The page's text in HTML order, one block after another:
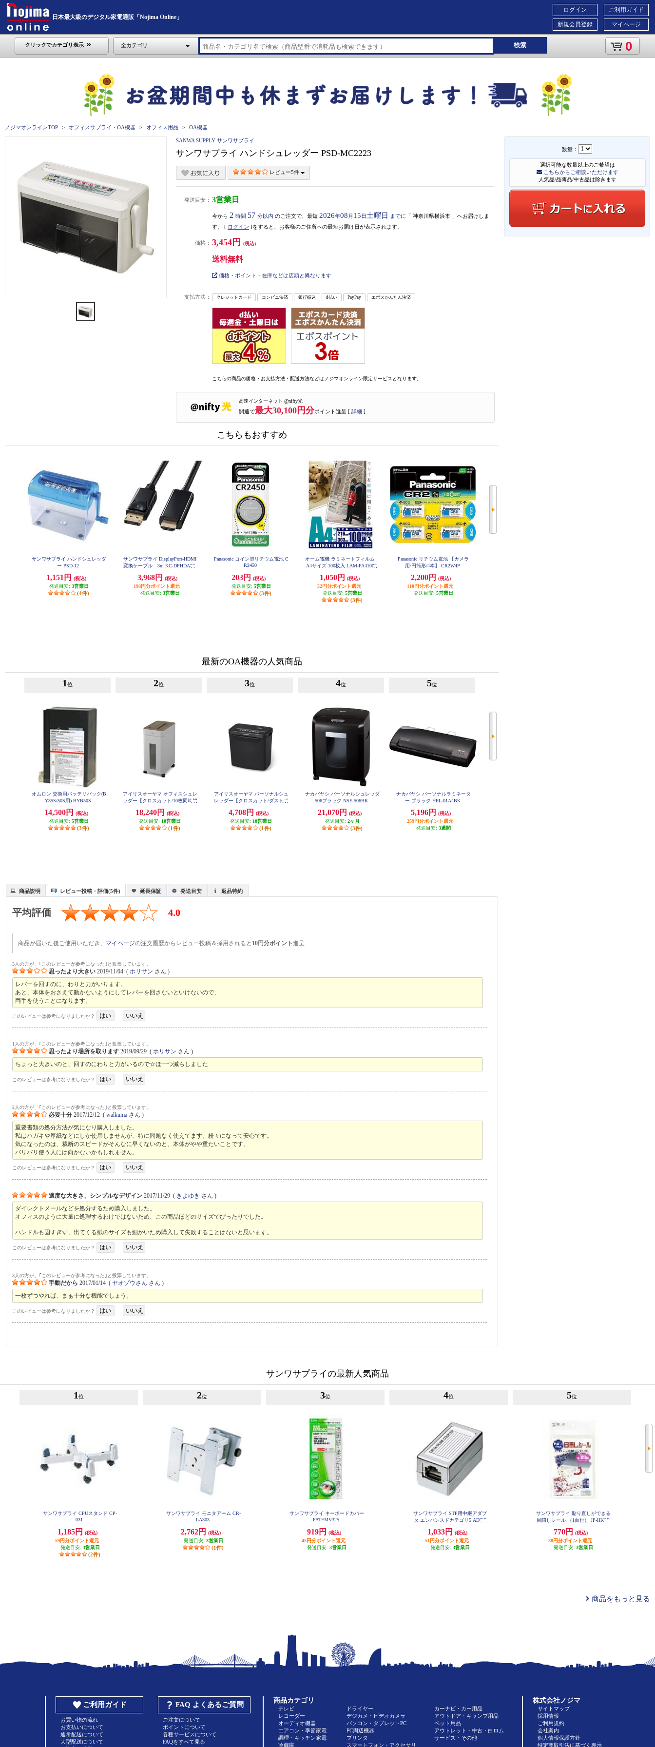
日本最大級のデジタル家電通販「Nojima Online」
ご利用ガイド
マイページ
ログイン
新規会員登録
クリックでカテゴリ表示 全カテゴリ 検索 0
ノジマオンラインTOP オフィスサプライ・OA機器 オフィス用品 OA機器
数量：
選択可能な数量以上のご希望は
こちらからご相談いただけます
人気品/品薄品/中古品は除きます
SANWA SUPPLY サンワサプライ
サンワサプライ ハンドシュレッダー PSD-MC2223
レビュー5件
発送目安： 3営業日
今から 2 時間 57 分以内 のご注文で、最短 2026年08 月 15日 土曜日 までに 「 神奈川県横浜市 」 へお届けしま
す。 [ ログイン ]をすると、お客様のご住所への最短お届け日が表示されます。
価格： 3,454円 (税込)
送料無料
価格・ポイント・在庫などは店頭と異なります
支払方法： クレジットカード コンビニ決済 銀行振込 d払い PayPay エポスかんたん決済
こちらの商品の価格・お支払方法・配送方法などはノジマオンライン限定サービスとなります。
高速インターネット @nifty光
開通で最大30,100円分ポイント進呈 [ 詳細 ]
こちらもおすすめ
サンワサプライ ハンドシュレッダ
ー PSD-12
1,151円
(税込)
発送目安: 3営業日
(4件)
サンワサプライ DisplayPort-HDMI
変換ケーブル 3m KC-DPHDA30
3,968円
(税込)
198円分ポイント還元
発送目安: 3営業日
Panasonic コイン型リチウム電池 C
R2450
203円
(税込)
発送目安: 5営業日
(3件)
オーム電機 ラミネートフィルム
A4サイズ 100枚入 LAM-FA41003
1,050円
(税込)
52円分ポイント還元
発送目安: 5営業日
(3件)
Panasonic リチウム電池 【カメラ
用/円筒形/4本】 CR2W4P
2,200円
(税込)
110円分ポイント還元
発送目安: 5営業日
最新のOA機器の人気商品
1 位
オムロン 交換用バッテリパック(B
Y35S/50S用) BYB50S
14,500円
(税込)
発送目安: 5営業日
(3件)
2位
アイリスオーヤマ オフィスシュレ
ッダー【クロスカット/10枚同時切
KOS-A17C-H
18,240円
(税込)
発送目安: 10営業日
(1件)
3位
アイリスオーヤマ パーソナルシュ
レッダー【クロスカット/ダストボ
4,708円
(税込)
発送目安: 10営業日
(1件)
4位
ナカバヤシ パーソナルシュレッダ
506ブラック NSE-506BK
21,070円
(税込)
発送目安: 2ヶ月
(3件)
5位
ナカバヤシ パーソナルラミネータ
ー ブラック HEL-01A4BK
5,196円
(税込)
259円分ポイント還元
発送目安: 3週間
商品説明 レビュー投稿・評価(5件) 延長保証 発送目安 返品特約
平均評価 4.0
商品が届いた後ご使用いただき、 マイページの注文履歴からレビュー投稿＆採用されると 10円分ポイント進呈
3人の方が、｢このレビューが参考になった｣と投票しています。
思ったより大きい 2019/11/04 (ホリサン さん )
レバーを回すのに、わりと力がいります。
あと、本体をおさえて動かないようにしてレバーを回さないといけないので、
両手を使うことになります。
このレビューは参考になりましたか？ はい いいえ
1人の方が、｢このレビューが参考になった｣と投票しています。
思ったより場所を取ります 2019/09/29 (ホリサン さん )
ちょっと大きいのと、回すのにわりと力がいるので☆ほ一つ減らしました
このレビューは参考になりましたか？ はい いいえ
2人の方が、｢このレビューが参考になった｣と投票しています。
必要十分 2017/12/12 (walkuma さん )
重要書類の処分方法が気になり購入しました。
私はハガキや厚紙などにしか使用しませんが、特に問題なく使えてます。粉々になって安心です。
気になったのは、裁断のスピードがそんなに早くないのと、本体がやや重たいことです。
バリバリ使う人には向かないかもしれません。
このレビューは参考になりましたか？ はい いいえ
適度な大きさ、シンプルなデザイン 2017/11/29 ( きよゆき さん )
ダイレクトメールなどを処分するため購入しました。
オフィスのように大量に処理するわけではないため、この商品ほどのサイズでぴったりでした。
ハンドルも固すぎず、出てくる紙のサイズも細かいため購入して失敗することはないと思います。
このレビューは参考になりましたか？ はい いいえ
3人の方が、｢このレビューが参考になった｣と投票しています。
手動だから 2017/01/14 ( ヤオゾウさん さん )
一枚ずつやれば、まぁ十分な機能でしょう。
このレビューは参考になりましたか？ はい いいえ
サンワサプライの最新人気商品
1 位
サンワサプライ CPUスタンド CP-
031
1,185円
(税込)
59円分ポイント還元
発送目安: 3営業日
(2件)
2位
サンワサプライ モニタアーム CR-
LA303
2,762円
(税込)
発送目安: 3営業日
(1件)
3位
サンワサプライ キーボードカバー
FATFMV325
919円
(税込)
45円分ポイント還元
発送目安: 3営業日
4位
サンワサプライ STP用中継アダプ
タ エンハンスドカテゴリ5 ADT-E
1,033円
(税込)
51円分ポイント還元
発送目安: 3営業日
5位
サンワサプライ 貼り直しができる
目隠しシール （1面付） JP-HKSE
770円
(税込)
38円分ポイント還元
発送目安: 3営業日
商品をもっと見る
ご利用ガイド
お買い物の流れ
お支払いについて
通常配送について
大型配送について
FAQ よくあるご質問
ご注文について
ポイントについて
各種サービスについて
FAQをすべて見る
商品カテゴリ
テレビ
レコーダー
オーディオ機器
エアコン・季節家電
調理・キッチン家電
冷蔵庫
ドライヤー
デジカメ・ビデオカメラ
パソコン・タブレットPC
PC周辺機器
プリンタ
スマートフォン・アクセサリ
カーナビ・カー用品
アウトドア・キャンプ用品
ペット用品
アウトレット・中古・白ロム
サービス・その他
株式会社ノジマ
サイトマップ
採用情報
ご利用規約
会社案内
個人情報保護方針
特定商取引法に基づく表示